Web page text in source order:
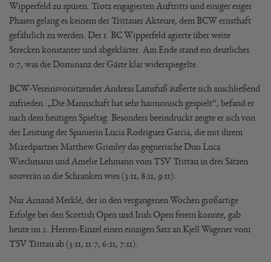
Wipperfeld zu spüren. Trotz engagierten Auftritts und einiger enger
Phasen gelang es keinem der Trittauer Akteure, dem BCW ernsthaft
gefährlich zu werden. Der 1. BC Wipperfeld agierte über weite
Strecken konstanter und abgeklärter. Am Ende stand ein deutliches
0:7, was die Dominanz der Gäste klar widerspiegelte.
BCW-Vereinsvorsitzender Andreas Lamsfuß äußerte sich anschließend
zufrieden. „Die Mannschaft hat sehr harmonisch gespielt“, befand er
nach dem heutigen Spieltag. Besonders beeindruckt zeigte er sich von
der Leistung der Spanierin Lucia Rodriguez Garcia, die mit ihrem
Mixedpartner Matthew Grimley das gegnerische Duo Luca
Wiechmann und Amelie Lehmann vom TSV Trittau in drei Sätzen
souverän in die Schranken wies (3:11, 8:11, 9:11).
Nur Arnaud Merklé, der in den vergangenen Wochen großartige
Erfolge bei den Scottish Open und Irish Open feiern konnte, gab
heute im 2. Herren-Einzel einen einzigen Satz an Kjell Wagener vom
TSV Trittau ab (3:11, 11:7, 6:11, 7:11).